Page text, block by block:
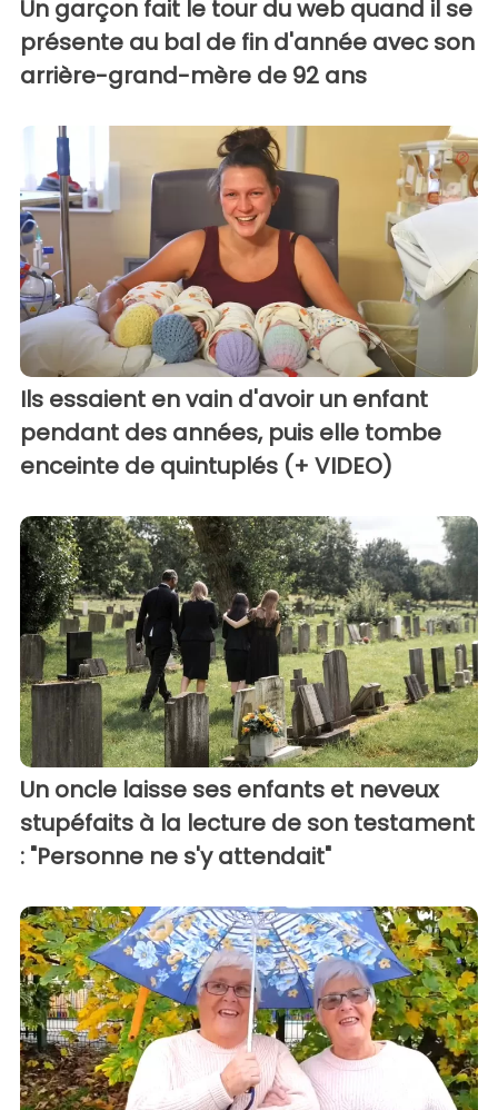
Un garçon fait le tour du web quand il se
présente au bal de fin d'année avec son
arrière-grand-mère de 92 ans
Ils essaient en vain d'avoir un enfant
pendant des années, puis elle tombe
enceinte de quintuplés (+ VIDEO)
Un oncle laisse ses enfants et neveux
stupéfaits à la lecture de son testament
: "Personne ne s'y attendait"